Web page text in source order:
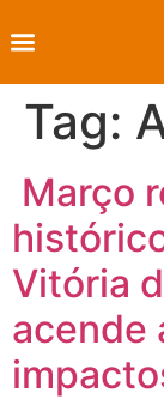
Tag:
Março
Vitória
acende